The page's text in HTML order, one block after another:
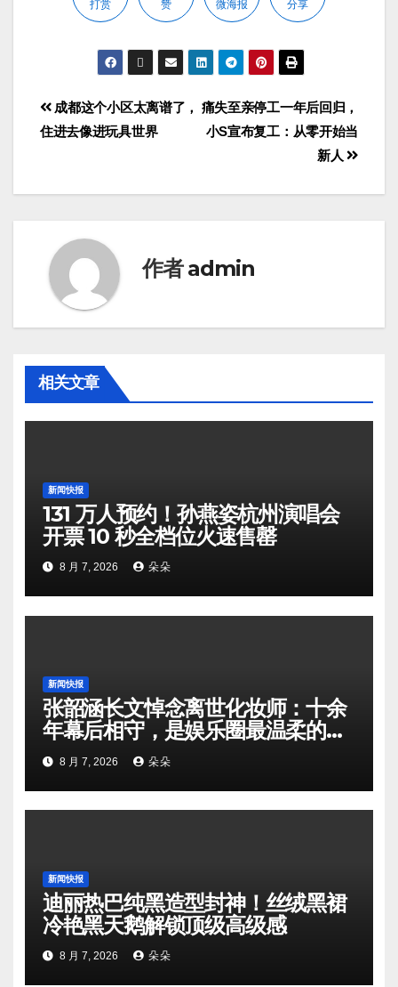
打赏 赞 微海报 分享
痛失至亲停工一年后回归，
小S宣布复工：从零开始当
新人
成都这个小区太离谱了，
住进去像进玩具世界
作者admin
相关文章
新闻快报
131 万人预约！孙燕姿杭州演唱会
开票 10 秒全档位火速售罄
8 月 7, 2026 朵朵
新闻快报
张韶涵长文悼念离世化妆师：十余
年幕后相守，是娱乐圈最温柔的双
向奔赴
8 月 7, 2026 朵朵
新闻快报
迪丽热巴纯黑造型封神！丝绒黑裙
冷艳黑天鹅解锁顶级高级感
8 月 7, 2026 朵朵